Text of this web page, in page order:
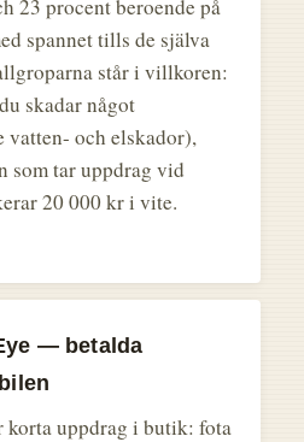
23 procent beroende på
spannet tills de själva
står i villkoren:
skadar något
och elskador),
som tar uppdrag vid
20 000 kr i vite.
— betalda
korta uppdrag i butik: fota